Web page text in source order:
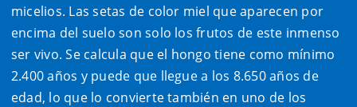
micelios. Las setas de color miel que aparecen por
encima del suelo son solo los frutos de este inmenso
ser vivo. Se calcula que el hongo tiene como mínimo
2.400 años y puede que llegue a los 8.650 años de
edad, lo que lo convierte también en uno de los